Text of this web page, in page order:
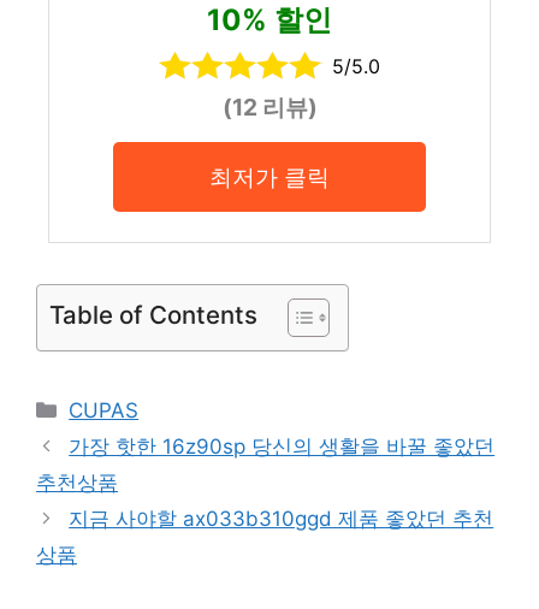
10% 할인
5/5.0
(12 리뷰)
최저가 클릭
Table of Contents
Categories
CUPAS
가장 핫한 16z90sp 당신의 생활을 바꿀 좋았던
추천상품
지금 사야할 ax033b310ggd 제품 좋았던 추천
상품